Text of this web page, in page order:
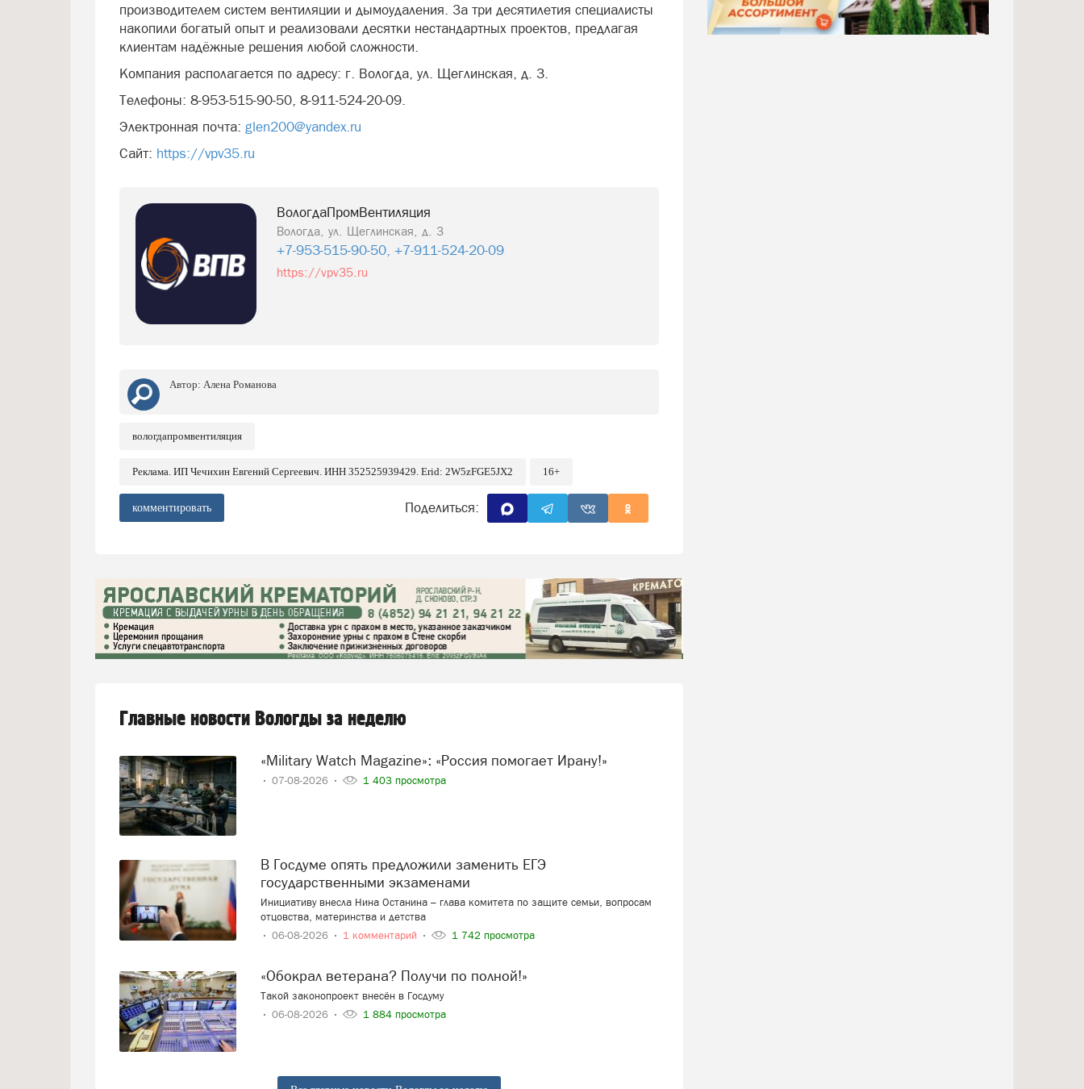
производителем систем вентиляции и дымоудаления. За три десятилетия специалисты
накопили богатый опыт и реализовали десятки нестандартных проектов, предлагая
клиентам надёжные решения любой сложности.
Компания располагается по адресу: г. Вологда, ул. Щеглинская, д. 3.
Телефоны: 8-953-515-90-50, 8-911-524-20-09.
Электронная почта: glen200@yandex.ru
Сайт: https://vpv35.ru
ВологдаПромВентиляция
Вологда, ул. Щеглинская, д. 3
+7-953-515-90-50, +7-911-524-20-09
https://vpv35.ru
Автор: Алена Романова
вологдапромвентиляция
Реклама. ИП Чечихин Евгений Сергеевич. ИНН 352525939429. Erid: 2W5zFGE5JX2 16+
комментировать Поделиться:
Главные новости Вологды за неделю
«Military Watch Magazine»: «Россия помогает Ирану!»
07-08-2026 1 403 просмотра
В Госдуме опять предложили заменить ЕГЭ
государственными экзаменами
Инициативу внесла Нина Останина – глава комитета по защите семьи, вопросам
отцовства, материнства и детства
06-08-2026
1 комментарий 1 742 просмотра
«Обокрал ветерана? Получи по полной!»
Такой законопроект внесён в Госдуму
06-08-2026
1 884 просмотра